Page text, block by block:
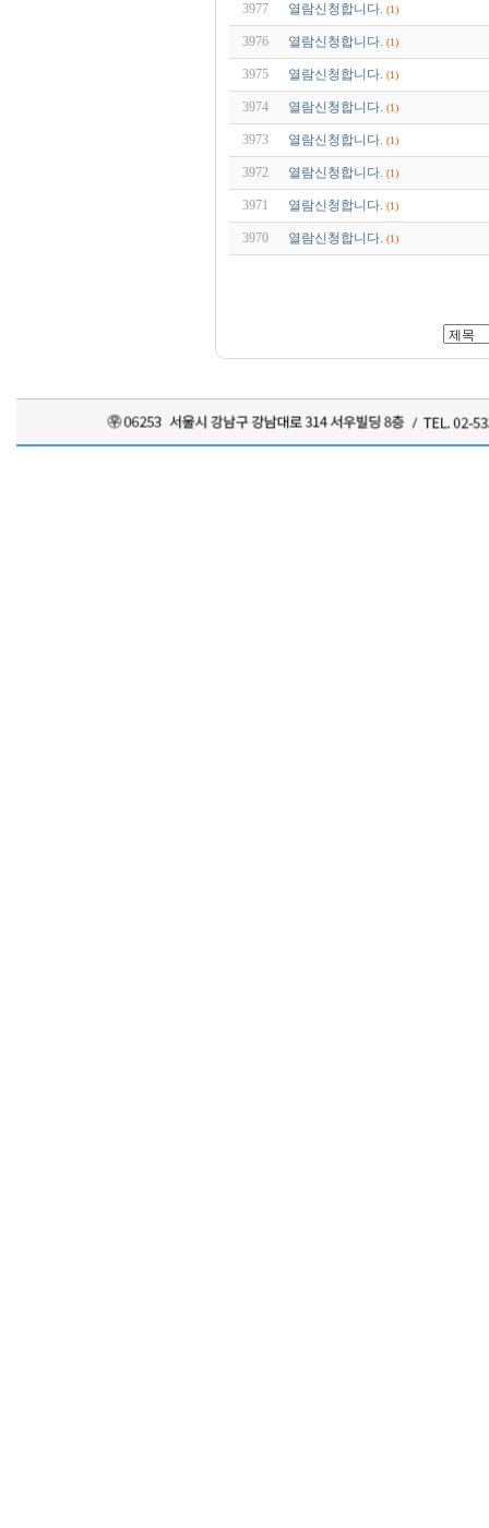
3977 열람신청합니다. (1)
3976 열람신청합니다. (1)
3975 열람신청합니다. (1)
3974 열람신청합니다. (1)
3973 열람신청합니다. (1)
3972 열람신청합니다. (1)
3971 열람신청합니다. (1)
3970 열람신청합니다. (1)